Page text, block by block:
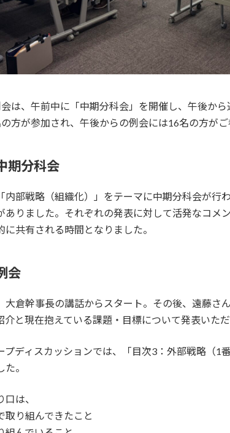
は、午前中に「中期分科会」を開催し、午後か
方が参加され、午後からの例会には16名の方がご
期分科会
部戦略（組織化）」をテーマに中期分科会が行
ありました。それぞれの発表に対して活発なコメ
に共有される時間となりました。
会
倉幹事長の講話からスタート。その後、遠藤さ
介と現在抱えている課題・目標について発表いただ
プディスカッションでは、「目次3：外部戦略（1
。
は、
り組んできたこと